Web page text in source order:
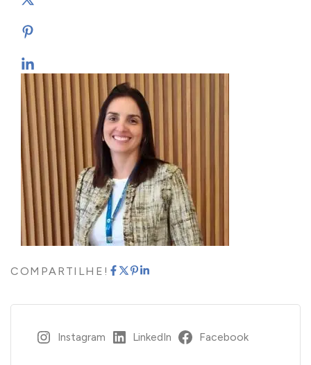
COMPARTILHE!
Instagram LinkedIn Facebook